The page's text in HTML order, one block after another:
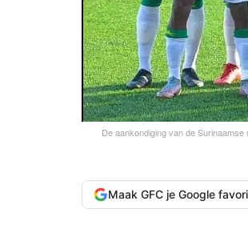
De aankondiging van de
Maak GFC je Google